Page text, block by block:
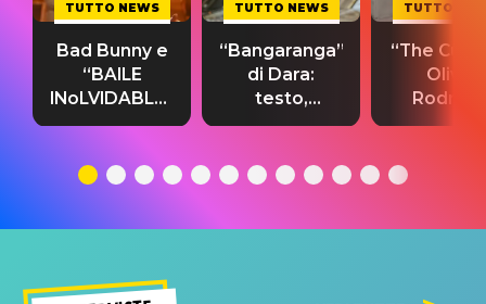
TUTTO NEWS
Bad Bunny e
“BAILE
INoLVIDABLE”:
testo,
significato
TUTTO NEWS
“Bangaranga”
di Dara:
testo,
traduzione e
del singolo
TUTTO
“The
Olivia
testo,